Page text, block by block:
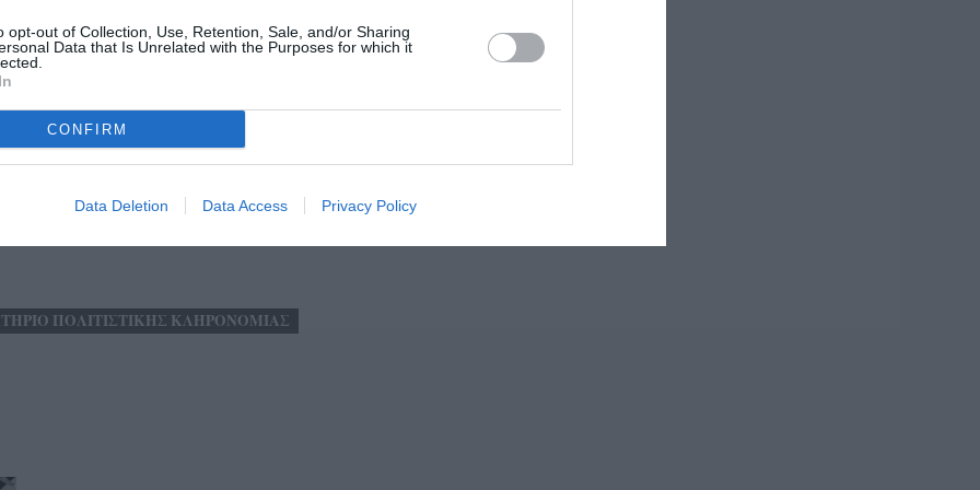
opt-out of Collection, Use, Retention, Sale, and/or Sharing
Data that Is Unrelated with the Purposes for which it
CONFIRM
Data Deletion Data Access Privacy Policy
ότι η παρούσα έγκριση δεν υποκαθιστά άλλες
Αρχές και τελεί υπό την προϋπόθεση τήρησης
κτηρίου στους Κάτω Αμπελοκήπους αναμένεται να
πολιτιστικής κληρονομιάς όσο και στην πολιτιστική
ΠΟΛΙΤΙΣΤΙΚΗΣ ΚΛΗΡΟΝΟΜΙΑΣ